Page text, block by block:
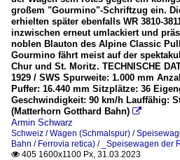
großem "Gourmino"-Schriftzug ein.
erhielten später ebenfalls WR 3810-
inzwischen erneut umlackiert und
noblen Blauton des Alpine Classic
Gourmino fährt meist auf der
Chur und St. Moritz. TECHNISCHE
1929 / SWS Spurweite: 1.000 mm
Puffer: 16.440 mm Sitzplätze: 36
Geschwindigkeit: 90 km/h Lauffähig:
(Matterhorn Gotthard Bahn) 
Armin Schwarz
Schweiz / Wagen (Schmalspur) /
Bahn / Ferrovia retica) / _Speisewagen der
 405 1600x1100 Px, 31.03.2023